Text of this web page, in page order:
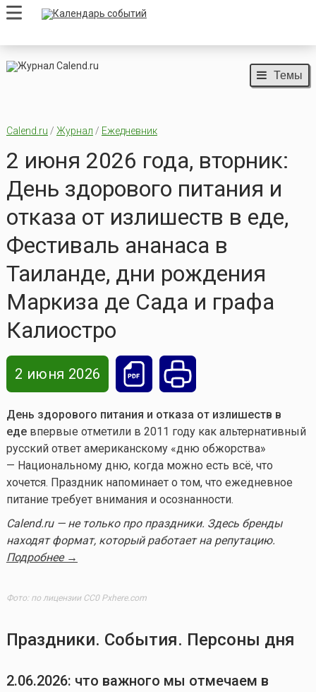
Темы
Calend.ru / Журнал / Ежедневник
2 июня 2026 года, вторник:
День здорового питания и
отказа от излишеств в еде,
Фестиваль ананаса в
Таиланде, дни рождения
Маркиза де Сада и графа
Калиостро
2 июня 2026
День здорового питания и отказа от излишеств в
едевпервые отметили в 2011 году как альтернативный
русский ответ американскому «дню обжорства»
— Национальному дню, когда можно есть всё, что
хочется. Праздник напоминает о том, что ежедневное
питание требует внимания и осознанности.
Calend.ru — не только про праздники. Здесь бренды
находят формат, который работает на репутацию.
Подробнее →
Фото: по лицензии CC0 Pxhere.com
Праздники. События. Персоны дня
2.06.2026: что важного мы отмечаем в